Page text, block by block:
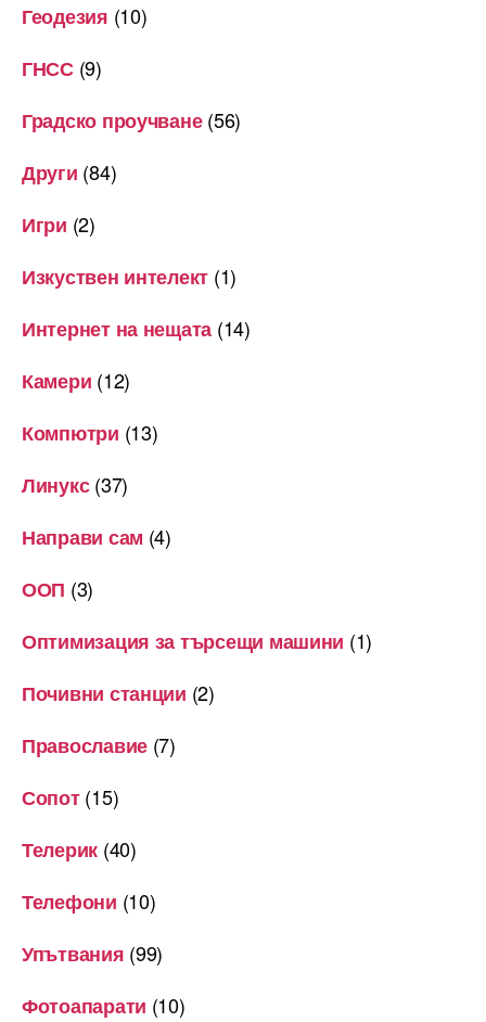
Геодезия (10)
ГНСС(9)
Градско проучване(56)
Други (84)
Игри (2)
Изкуствен интелект (1)
Интернет на нещата (14)
Камери (12)
Компютри (13)
Линукс(37)
Направи сам (4)
ООП (3)
Оптимизация за търсещи машини (1)
Почивни станции (2)
Православие (7)
Сопот(15)
Телерик (40)
Телефони (10)
Упътвания (99)
Фотоапарати (10)